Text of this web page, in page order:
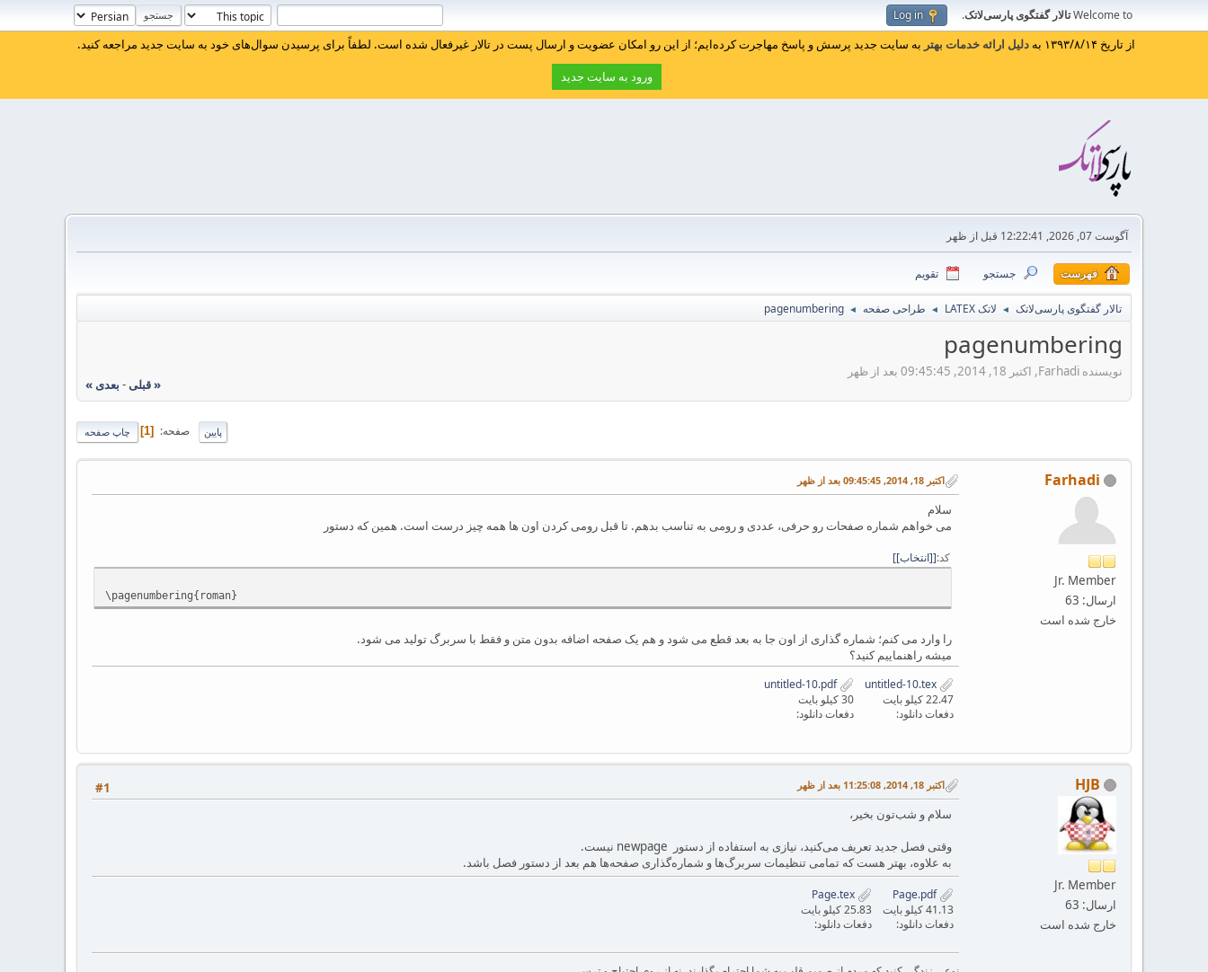
Welcome toتالار گفتگوی پارسی‌لاتک.
Log in
از تاریخ ۱۳۹۳/۸/۱۴ به دلیل ارائه خدمات بهتر به سایت جدید پرسش و پاسخ مهاجرت کرده‌ایم؛ از این رو امکان عضویت و ارسال پست در تالار غیرفعال شده است. لطفاً برای پرسیدن سوال‌های خود به سایت جدید مراجعه کنید.
ورود به سایت جدید
آگوست 07, 2026, 12:22:41 قبل از ظهر
فهرست جستجو تقویم
تالار گفتگوی پارسی‌لاتک ◄ لاتک LATEX ◄ طراحی صفحه ◄
pagenumbering
pagenumbering
نویسنده Farhadi, اکتبر 18, 2014, 09:45:45 بعد از ظهر
« قبلی- بعدی »
چاپ صفحه پایین صفحه 1
Farhadi
Jr. Member
ارسال: 63
خارج شده است
اکتبر 18, 2014, 09:45:45 بعد از ظهر
سلام
می خواهم شماره صفحات رو حرفی، عددی و رومی به تناسب بدهم. تا قبل رومی کردن اون ها همه چیز درست است. همین که دستور
کد [انتخاب]
‪\pagenumbering{roman}‬
را وارد می کنم؛ شماره گذاری از اون جا به بعد قطع می شود و هم یک صفحه اضافه بدون متن و فقط با سربرگ تولید می شود.
میشه راهنماییم کنید؟
22.47 کیلو بایت
دفعات دانلود:
untitled-10.pdf
30 کیلو بایت
دفعات دانلود:
HJB
Jr. Member
ارسال: 63
خارج شده است
#1 اکتبر 18, 2014, 11:25:08 بعد از ظهر
سلام و شب‌تون بخیر،
وقتی فصل جدید تعریف می‌کنید، نیازی به استفاده از دستور newpage نیست.
به علاوه، بهتر هست که تمامی تنظیمات سربرگ‌ها و شماره‌گذاری صفحه‌ها هم بعد از دستور فصل باشد.
Page.pdf
41.13 کیلو بایت
دفعات دانلود:
25.83 کیلو بایت
دفعات دانلود: